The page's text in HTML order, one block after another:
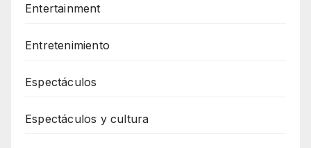
Entertainment
Entretenimiento
Espectáculos
Espectáculos y cultura